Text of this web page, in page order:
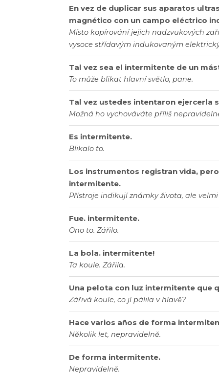
En vez de duplicar sus aparatos
magnético con un campo eléctrico
Místo kopírování jejich nadzvukových
vysoce střídavým indukovaným
Tal vez sea el intermitente de un
To může blikat hlavní světlo, pane.
Tal vez ustedes intentaron ejercerla
Možná ho vychováváte příliš
Es intermitente.
Blikalo to.
Los instrumentos registran vida,
intermitente.
Přístroje indikují známky života, ale
Fue. intermitente.
Ono to. Zářilo.
La bola. intermitente!
Ta koule. Zářila.
Una pelota con luz intermitente que
Zářivá koule, co jí pálila v hlavě?
Hace varios años de forma
Několik let, nepravidelně.
De forma intermitente.
Nepravidelně.